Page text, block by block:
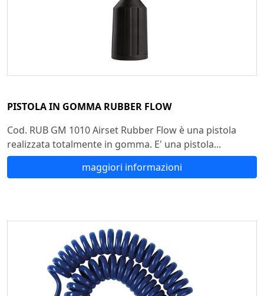
PISTOLA IN GOMMA RUBBER FLOW
Cod. RUB GM 1010 Airset Rubber Flow è una pistola
realizzata totalmente in gomma. E' una pistola...
maggiori informazioni